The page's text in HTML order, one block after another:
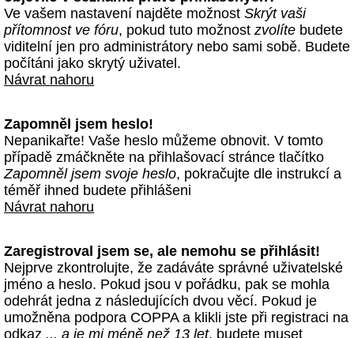
Ve vašem nastavení najděte možnost Skrýt vaši
přítomnost ve fóru, pokud tuto možnost zvolíte budete
viditelní jen pro administrátory nebo sami sobě. Budete
počítáni jako skrytý uživatel.
Návrat nahoru
Zapomněl jsem heslo!
Nepanikařte! Vaše heslo můžeme obnovit. V tomto
případě zmáčkněte na přihlašovací stránce tlačítko
Zapomněl jsem svoje heslo, pokračujte dle instrukcí a
téměř ihned budete přihlášeni
Návrat nahoru
Zaregistroval jsem se, ale nemohu se přihlásit!
Nejprve zkontrolujte, že zadáváte správné uživatelské
jméno a heslo. Pokud jsou v pořádku, pak se mohla
odehrát jedna z následujících dvou věcí. Pokud je
umožněna podpora COPPA a klikli jste při registraci na
odkaz ... a je mi méně než 13 let, budete muset